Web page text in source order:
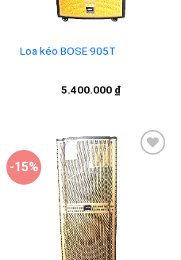
Loa kéo BOSE 905T
5.400.000 ₫
-15%